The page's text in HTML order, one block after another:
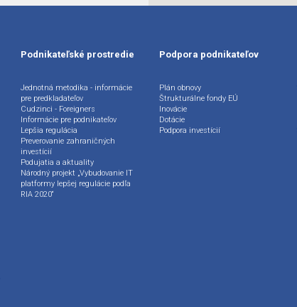
Podnikateľské prostredie
Jednotná metodika - informácie
pre predkladateľov
Cudzinci - Foreigners
Informácie pre podnikateľov
Lepšia regulácia
Preverovanie zahraničných
investícií
Podujatia a aktuality
Národný projekt „Vybudovanie IT
platformy lepšej regulácie podľa
RIA 2020“
Podpora podnikateľov
Plán obnovy
Štrukturálne fondy EÚ
Inovácie
Dotácie
Podpora investícií